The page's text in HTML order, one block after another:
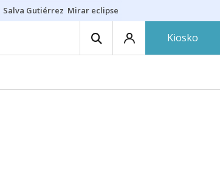
Salva Gutiérrez Mirar eclipse
Kiosko